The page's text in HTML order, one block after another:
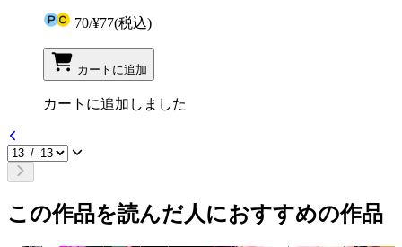
70/¥77(税込)
カートに追加
カートに追加しました
この作品を読んだ人におすすめの作品